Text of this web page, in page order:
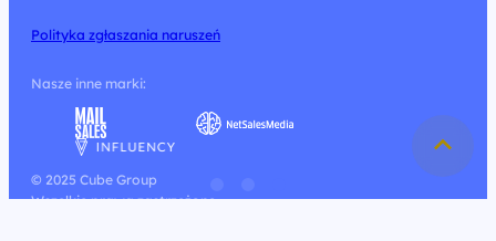
Nasze inne marki:
Polityka zgłaszania naruszeń
© 2025 Cube Group
Wszelkie prawa zastrzeżone